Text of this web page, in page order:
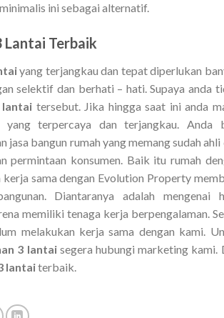
ini sebagai alternatif.
Lantai Terbaik
yang terjangkau dan tepat diperlukan
selektif dan berhati – hati. Supaya anda
lantai tersebut. Jika hingga saat ini anda
yang terpercaya dan terjangkau. Anda
bangun rumah yang memang sudah ahli
permintaan konsumen. Baik itu rumah
sama dengan Evolution Property
Diantaranya adalah mengenai
memiliki tenaga kerja berpengalaman.
melakukan kerja sama dengan kami.
3 lantai segera hubungi marketing kami.
lantaiterbaik.